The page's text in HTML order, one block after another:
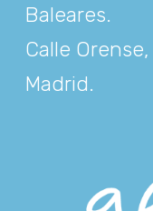
Baleares.
Calle
Madrid.